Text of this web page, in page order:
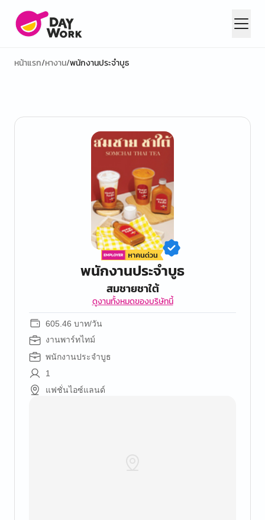
หน้าแรก/หางาน/พนักงานประจำบูธ
พนักงานประจำบูธ
สมชายชาใต้
ดูงานทั้งหมดของบริษัทนี้
605.46 บาท/วัน
งานพาร์ทไทม์
พนักงานประจำบูธ
1
แฟชั่นไอซ์แลนด์